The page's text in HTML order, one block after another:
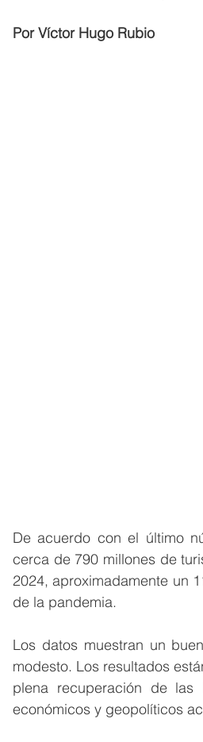
Por Víctor Hugo Rubio
De acuerdo con el último
cerca de 790 millones de
2024, aproximadamente un
de la pandemia.
Los datos muestran un
modesto. Los resultados
plena recuperación de
económicos y geopolíticos